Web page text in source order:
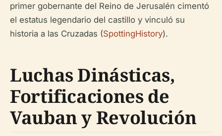
primer gobernante del Reino de Jerusalén cimentó
el estatus legendario del castillo y vinculó su
historia a las Cruzadas (SpottingHistory).
Luchas Dinásticas,
Fortificaciones de
Vauban y Revolución